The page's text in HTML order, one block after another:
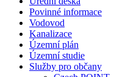
Povinné informace
Vodovod
Kanalizace
Územní plán
Územní studie
Služby pro občany